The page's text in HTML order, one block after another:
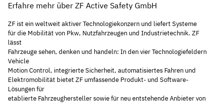
Erfahre mehr über ZF Active Safety GmbH
ZF ist ein weltweit aktiver Technologiekonzern und liefert Systeme
für die Mobilität von Pkw, Nutzfahrzeugen und Industrietechnik. ZF
lässt
Fahrzeuge sehen, denken und handeln: In den vier Technologiefeldern
Vehicle
Motion Control, integrierte Sicherheit, automatisiertes Fahren und
Elektromobilität bietet ZF umfassende Produkt- und Software-
Lösungen für
etablierte Fahrzeughersteller sowie für neu entstehende Anbieter von